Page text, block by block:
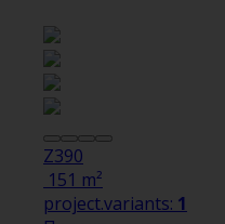
Z390
151 m²
project.variants: 1